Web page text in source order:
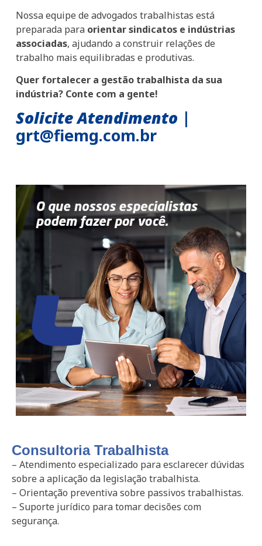
Nossa equipe de advogados trabalhistas está
preparada para orientar sindicatos e indústrias
associadas, ajudando a construir relações de
trabalho mais equilibradas e produtivas.
Quer fortalecer a gestão trabalhista da sua
indústria? Conte com a gente!
Solicite Atendimento |
grt@fiemg.com.br
Consultoria Trabalhista
– Atendimento especializado para esclarecer dúvidas
sobre a aplicação da legislação trabalhista.
– Orientação preventiva sobre passivos trabalhistas.
– Suporte jurídico para tomar decisões com
segurança.